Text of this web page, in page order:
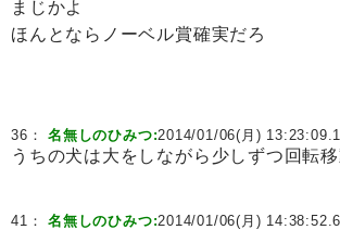
まじかよ
ほんとならノーベル賞確実だろ
36：名無しのひみつ:2014/01/06(月)
うちの犬は大をしながら少しずつ回転
41：名無しのひみつ:2014/01/06(月)